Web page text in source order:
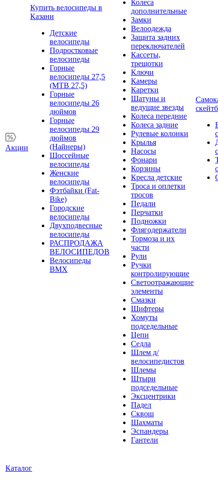
Акции
Купить велосипеды в
Казани
Детские
велосипеды
Подростковые
велосипеды
Горные
велосипеды 27,5
(MTB 27,5)
Горные
велосипеды 26
дюймов
Горные
велосипеды 29
дюймов
(Найнеры)
Шоссейные
велосипеды
Женские
велосипеды
Фэтбайки (Fat-
Bike)
Городские
велосипеды
Двухподвесные
велосипеды
РАСПРОДАЖА
ВЕЛОСИПЕДОВ
Велосипеды
BMX
Колеса
дополнительные
Замки
Велоодежда
Защита задних
переключателей
Кассеты,
трещотки
Ключи
Камеры
Каретки
Шатуны и
ведущие звезды
Колеса передние
Колеса задние
Рулевые колонки
Крылья
Насосы
Фонари
Корзины
Кресла детские
Троса и оплетки
тросов
Педали
Перчатки
Подножки
Флягодержатели
Тормоза и их
части
Рули
Ручки
контролирующие
Светоотражающие
элементы
Смазки
Шифтеры
Хомуты
подседельные
Цепи
Седла
Шлем д/
велосипедистов
Шлемы
Штыри
подседельные
Эксцентрики
Падел
Сквош
Шахматы
Эспандеры
Гантели
Каталог